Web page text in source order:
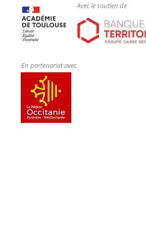
Avec le soutien de
En partenariat avec